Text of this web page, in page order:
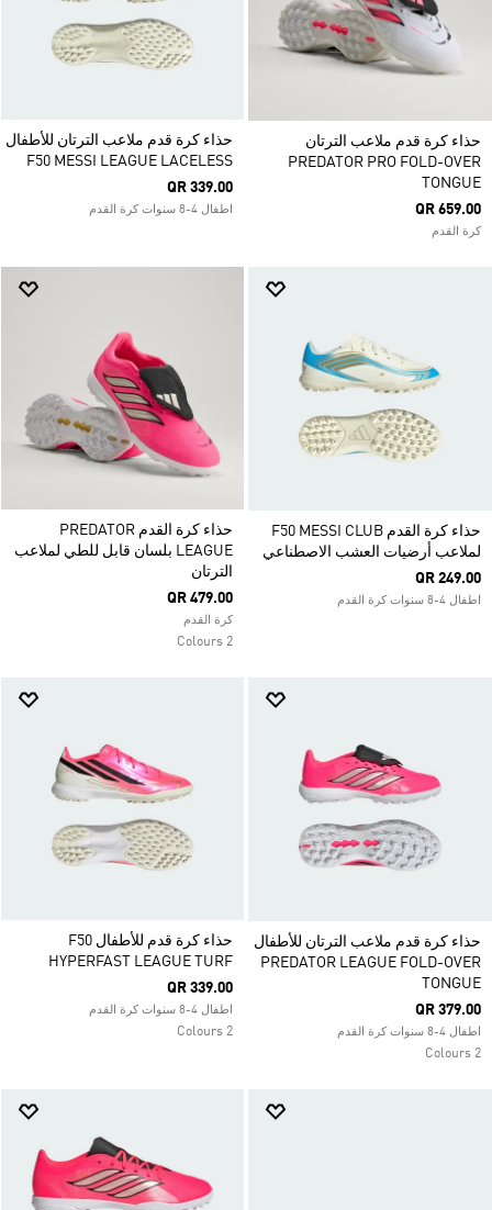
حذاء كرة قدم ملاعب الترتان
PREDATOR PRO FOLD-OVER
TONGUE
QR 659.00
كرة القدم
حذاء كرة قدم ملاعب الترتان للأطفال
F50 MESSI LEAGUE LACELESS
QR 339.00
اطفال 4-8 سنوات كرة القدم
حذاء كرة القدم F50 MESSI CLUB
لملاعب أرضيات العشب الاصطناعي
QR 249.00
اطفال 4-8 سنوات كرة القدم
حذاء كرة القدم PREDATOR
LEAGUE بلسان قابل للطي لملاعب
الترتان
QR 479.00
كرة القدم
2 Colours
حذاء كرة قدم ملاعب الترتان للأطفال
PREDATOR LEAGUE FOLD-OVER
TONGUE
QR 379.00
اطفال 4-8 سنوات كرة القدم
2 Colours
حذاء كرة قدم للأطفال F50
HYPERFAST LEAGUE TURF
QR 339.00
اطفال 4-8 سنوات كرة القدم
2 Colours